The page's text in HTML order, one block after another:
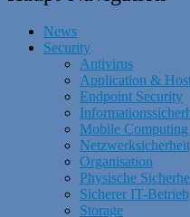
News
Security
Antivirus
Application &
Endpoint Security
Mobile
Netzwerksicherheit
Organisation
Physische
Sicherer IT-Betrieb
Storage